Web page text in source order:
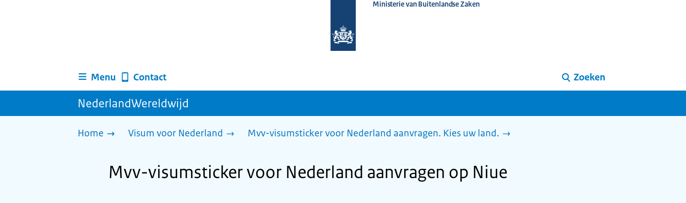
homepage
Ministerie van Buitenlandse Zaken
Menu Contact Zoeken
NederlandWereldwijd
Home Visum voor Nederland Mvv-visumsticker voor Nederland aanvragen. Kies uw land.
Mvv-visumsticker voor Nederland aanvragen op Niue